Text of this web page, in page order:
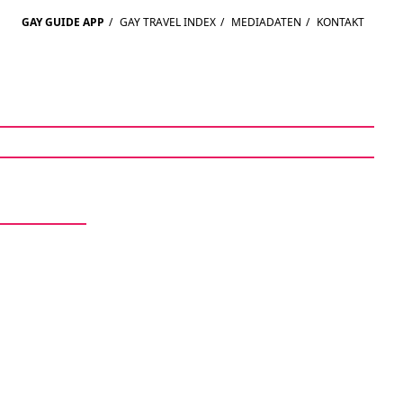
GAY GUIDE APP / GAY TRAVEL INDEX / MEDIADATEN / KONTAKT